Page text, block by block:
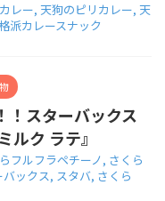
レー, 天狗のピリカレー, 天
派カレースナック
！スターバックス
ルク ラテ』
フルフラペチーノ, さくら
バックス, スタバ, さくら